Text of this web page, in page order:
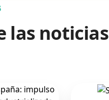
las noticias